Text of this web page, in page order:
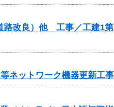
改良）他 工事／工建1
ネットワーク機器更新工